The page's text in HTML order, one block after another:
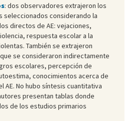
: dos observadores extrajeron los
seleccionados considerando la
directos de AE: vejaciones,
respuesta escolar a la
También se extrajeron
se consideraron indirectamente
escolares, percepción de
conocimientos acerca de
AE. No hubo síntesis cuantitativa
presentan tablas donde
de los estudios primarios